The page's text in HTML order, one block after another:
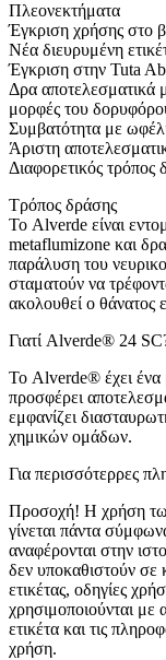
Πλεονεκτήματα
Έγκριση χρήσης στο
Νέα διευρυμένη
Έγκριση στην Tuta
Δρα αποτελεσματικά
μορφές του
Συμβατότητα με
Άριστη
Διαφορετικός τρόπος
Τρόπος δράσης
Το Alverde είναι
metaflumizone και
παράλυση του
σταματούν να
ακολουθεί ο θάνατος
Γιατί Alverde® 24
Το Alverde® έχει ένα
προσφέρει
εμφανίζει
χημικών ομάδων.
Για περισσότερρες
Προσοχή! Η χρήση
γίνεται πάντα
αναφέρονται στην
δεν υποκαθιστούν σε
ετικέτας, οδηγίες
χρησιμοποιούνται
ετικέτα και τις
χρήση.